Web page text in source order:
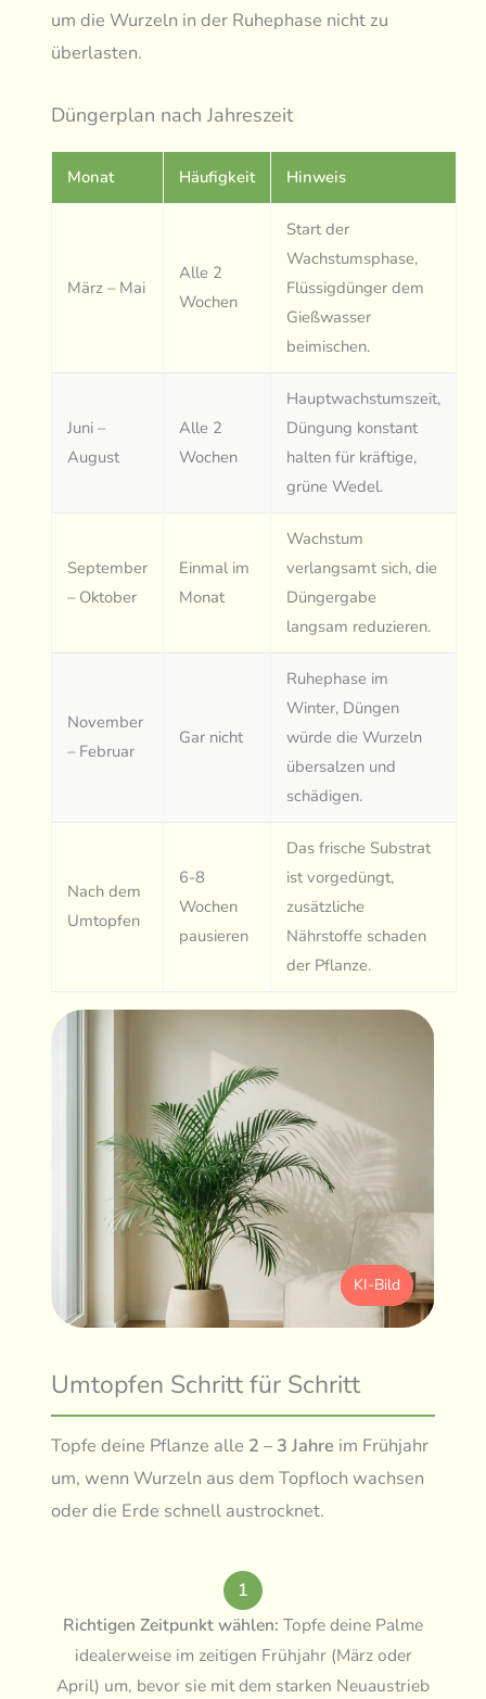
um die Wurzeln in der Ruhephase nicht zu
überlasten.
Düngerplan nach Jahreszeit
Monat Häufigkeit Hinweis
März – Mai
Alle 2
Wochen
Start der
Wachstumsphase,
Flüssigdünger dem
Gießwasser
beimischen.
Juni –
August
Alle 2
Wochen
Hauptwachstumszeit,
Düngung konstant
halten für kräftige,
grüne Wedel.
September
– Oktober
Einmal im
Monat
Wachstum
verlangsamt sich, die
Düngergabe
langsam reduzieren.
November
– Februar
Gar nicht
Ruhephase im
Winter, Düngen
würde die Wurzeln
übersalzen und
schädigen.
Nach dem
Umtopfen
6-8
Wochen
pausieren
Das frische Substrat
ist vorgedüngt,
zusätzliche
Nährstoffe schaden
der Pflanze.
KI-Bild
Umtopfen Schritt für Schritt
Topfe deine Pflanze alle 2 – 3 Jahre im Frühjahr
um, wenn Wurzeln aus dem Topfloch wachsen
oder die Erde schnell austrocknet.
1
Richtigen Zeitpunkt wählen: Topfe deine Palme
idealerweise im zeitigen Frühjahr (März oder
April) um, bevor sie mit dem starken Neuaustrieb